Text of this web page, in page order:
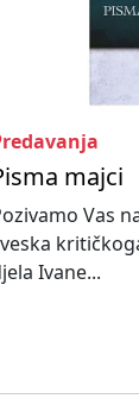
majci
Vas
Ivane...